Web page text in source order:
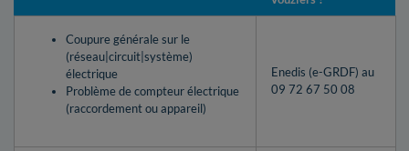
Coupure générale sur le
(réseau|circuit|système)
électrique
Problème de compteur électrique
(raccordement ou appareil)
Enedis (e-GRDF) au
09 72 67 50 08